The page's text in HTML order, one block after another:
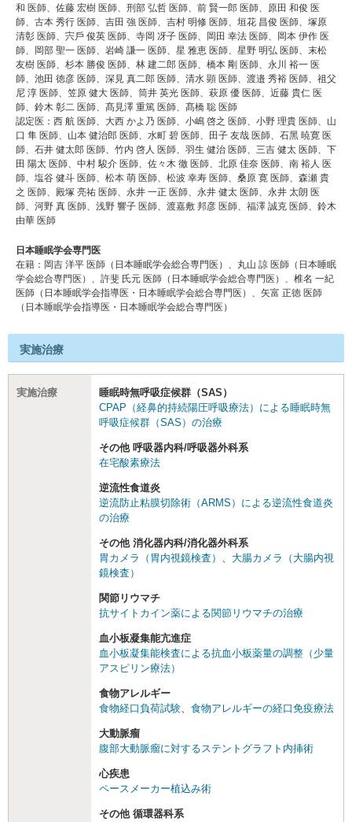
和 医師、佐藤 宏樹 医師、刑部 弘哲 医師、前 賢⼀郎 医師、原⽥ 和俊 医
師、古本 秀⾏ 医師、吉⽥ 強 医師、吉村 明修 医師、垣花 昌俊 医師、塚原
清彰 医師、宍⼾ 俊英 医師、寺岡 冴⼦ 医師、岡⽥ 幸法 医師、岡本 伊作 医
師、岡部 聖⼀ 医師、岩崎 謙⼀ 医師、星 雅恵 医師、星野 明弘 医師、末松
友樹 医師、杉本 勝俊 医師、林 建⼆郎 医師、橋本 剛 医師、永川 裕⼀ 医
師、池⽥ 徳彦 医師、深⾒ 真⼆郎 医師、清⽔ 顕 医師、渡邉 秀裕 医師、祖⽗
尼 淳 医師、笠原 健⼤ 医師、筒井 英光 医師、萩原 優 医師、近藤 貴仁 医
師、鈴木 彰⼆ 医師、髙⾒澤 重篤 医師、髙橋 聡 医師
認定医：⻄ 航 医師、⼤⻄ かよ乃 医師、⼩嶋 啓之 医師、⼩野 理貴 医師、⼭
⼝ 隼 医師、⼭本 健治郎 医師、⽔町 碧 医師、⽥⼦ 友哉 医師、⽯⿊ 暁寛 医
師、⽯井 健太郎 医師、⽵内 啓人 医師、⽻⽣ 健治 医師、三吉 健太 医師、下
⽥ 陽太 医師、中村 駿介 医師、佐々木 徹 医師、北原 佳奈 医師、南 裕人 医
師、塩⾕ 健⽃ 医師、松本 萌 医師、松波 幸寿 医師、桑原 寛 医師、森瀬 貴
之 医師、殿塚 亮祐 医師、永井 ⼀正 医師、永井 健太 医師、永井 太朗 医
師、河野 真 医師、浅野 響⼦ 医師、渡嘉敷 邦彦 医師、福澤 誠克 医師、鈴木
由華 医師
日本睡眠学会専門医
在籍：岡吉 洋平 医師（日本睡眠学会総合専門医）、丸山 諒 医師（日本睡眠
学会総合専門医）、許斐 氏元 医師（日本睡眠学会総合専門医）、椎名 一紀
医師（日本睡眠学会指導医・日本睡眠学会総合専門医）、矢富 正徳 医師
（日本睡眠学会指導医・日本睡眠学会総合専門医）
実施治療
実施治療
睡眠時無呼吸症候群（SAS）
CPAP（経鼻的持続陽圧呼吸療法）による睡眠時無
呼吸症候群（SAS）の治療
その他 呼吸器内科/呼吸器外科系
在宅酸素療法
逆流性食道炎
逆流防止粘膜切除術（ARMS）による逆流性食道炎
の治療
その他 消化器内科/消化器外科系
胃カメラ（胃内視鏡検査） 、 大腸カメラ（大腸内視
鏡検査）
関節リウマチ
抗サイトカイン薬による関節リウマチの治療
血小板凝集能亢進症
血小板凝集能検査による抗血小板薬量の調整（少量
アスピリン療法）
食物アレルギー
食物経口負荷試験、 食物アレルギーの経口免疫療法
大動脈瘤
腹部大動脈瘤に対するステントグラフト内挿術
心疾患
ペースメーカー植込み術
その他 循環器科系